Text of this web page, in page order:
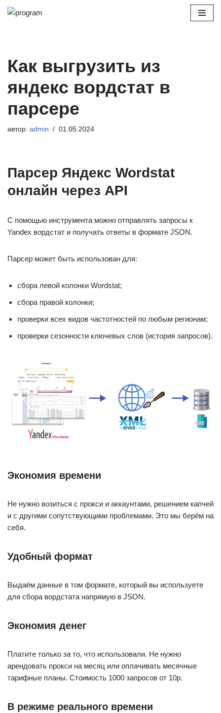
Как выгрузить из
яндекс вордстат в
парсере
автор: admin 01.05.2024
Парсер Яндекс Wordstat
онлайн через API
С помощью инструмента можно отправлять запросы к
Yandex вордстат и получать ответы в формате JSON.
Парсер может быть использован для:
сбора левой колонки Wordstat;
сбора правой колонки;
проверки всех видов частотностей по любым регионам;
проверки сезонности ключевых слов (история запросов).
Экономия времени
Не нужно возиться с прокси и аккаунтами, решением капчей
и с другими сопутствующими проблемами. Это мы берём на
себя.
Удобный формат
Выдаём данные в том формате, который вы используете
для сбора вордстата напрямую в JSON.
Экономия денег
Платите только за то, что использовали. Не нужно
арендовать прокси на месяц или оплачивать месячные
тарифные планы. Стоимость 1000 запросов от 10р.
В режиме реального времени